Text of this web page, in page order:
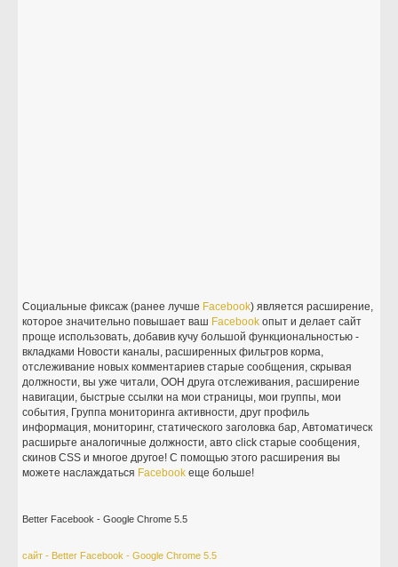
Социальные фиксаж (ранее лучше Facebook) является расширение,
которое значительно повышает ваш Facebook опыт и делает сайт
проще использовать, добавив кучу большой функциональностью -
вкладками Новости каналы, расширенных фильтров корма,
отслеживание новых комментариев старые сообщения, скрывая
должности, вы уже читали, ООН друга отслеживания, расширение
навигации, быстрые ссылки на мои страницы, мои группы, мои
события, Группа мониторинга активности, друг профиль
информация, мониторинг, статического заголовка бар, Автоматическ
расширьте аналогичные должности, авто click старые сообщения,
скинов CSS и многое другое! С помощью этого расширения вы
можете наслаждаться Facebook еще больше!
Better Facebook - Google Chrome 5.5
сайт - Better Facebook - Google Chrome 5.5